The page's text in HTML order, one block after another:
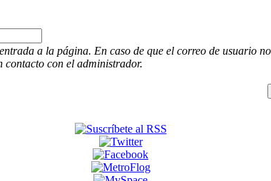
a la página. En caso de que el correo de usuario
contacto con el administrador.